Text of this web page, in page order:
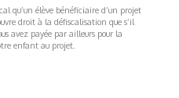
qu’un élève bénéficiaire d’un projet
droit à la défiscalisation que s’il
avez payée par ailleurs pour la
enfant au projet.